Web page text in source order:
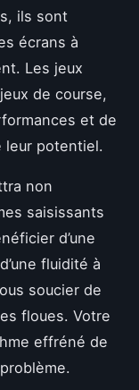
ils sont
écrans à
Les jeux
de course,
et de
leur potentiel.
non
saisissants
d’une
fluidité à
soucier de
floues. Votre
effréné de